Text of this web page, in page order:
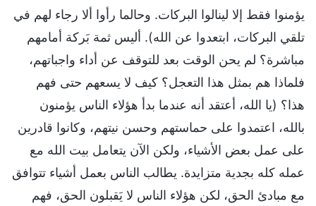
يؤمنوا فقط إلا لينالوا البركات. وحالما رأوا ألا رجاء لهم في
تلقي البركات، ابتعدوا عن الله). أليس ثمة بَركة أمامهم
مباشرة؟ لم يحن الوقت بعد للتوقف عن أداء واجباتهم،
فلماذا هم بمثل هذا التعجل؟ كيف لا يسعهم حتى فهم
هذا؟ (يا الله، أعتقد أنه عندما بدأ هؤلاء الناس يؤمنون
بالله، اعتمدوا على حماستهم وحسن نيتهم، وكانوا قادرين
على عمل بعض الأشياء، ولكن الآن يتعامل بيت الله مع
عمله كله بجدية متزايدة. يطالب الناس بعمل أشياء تتوافق
مع مبادئ الحق، لكن هؤلاء الناس لا يَقبلون الحق، فهم